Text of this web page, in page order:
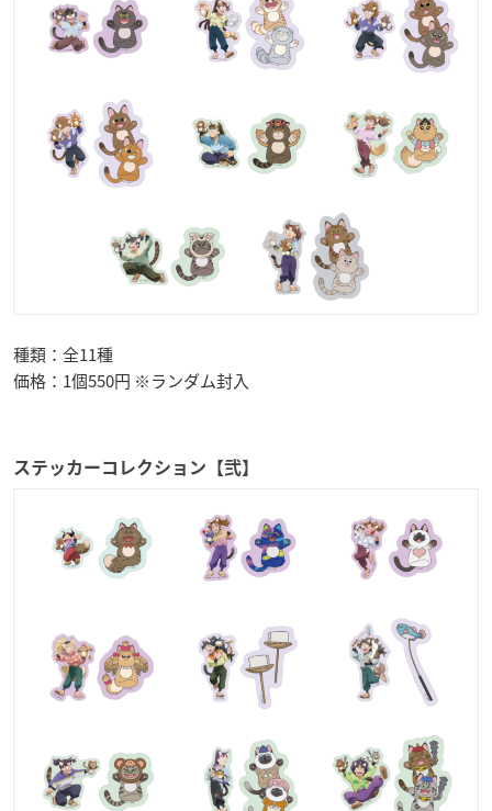
種類：全11種
価格：1個550円 ※ランダム封入
ステッカーコレクション【弐】